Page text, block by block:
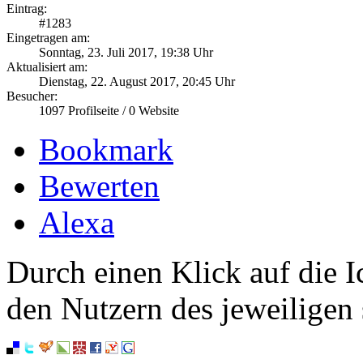
Eintrag:
#1283
Eingetragen am:
Sonntag, 23. Juli 2017, 19:38 Uhr
Aktualisiert am:
Dienstag, 22. August 2017, 20:45 Uhr
Besucher:
1097 Profilseite /0 Website
Bookmark
Bewerten
Alexa
Durch einen Klick auf die
den Nutzern des